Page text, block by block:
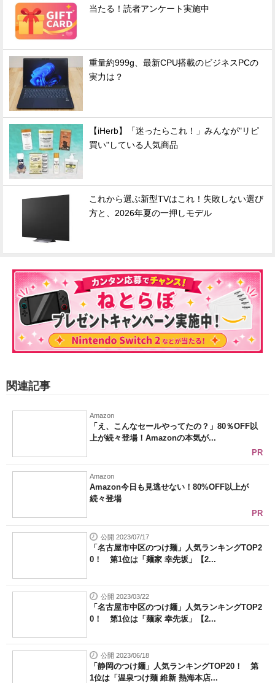
当たる！読者アンケート実施中
重量約999g、最新CPU搭載のビジネスPCの
実力は？
【iHerb】「迷ったらこれ！」みんなが"リピ
買い"している人気商品
これから選ぶ新型TVはこれ！失敗しない選び
方と、2026年夏の一押しモデル
関連記事
Amazon
「え、こんなセールやってたの？」80％OFF以
上が続々登場！Amazonの本気が...
PR
Amazon
Amazon今日も見逃せない！80%OFF以上が
続々登場
PR
公開 2023/07/17
「名古屋市中区のつけ麺」人気ランキングTOP2
0！ 第1位は「麺家 幸先坂」【2...
公開 2023/03/22
「名古屋市中区のつけ麺」人気ランキングTOP2
0！ 第1位は「麺家 幸先坂」【2...
公開 2023/06/18
「静岡のつけ麺」人気ランキングTOP20！ 第
1位は「温泉つけ麺 維新 熱海本店...